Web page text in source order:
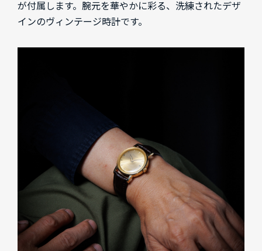
が付属します。腕元を華やかに彩る、洗練されたデザ
インのヴィンテージ時計です。